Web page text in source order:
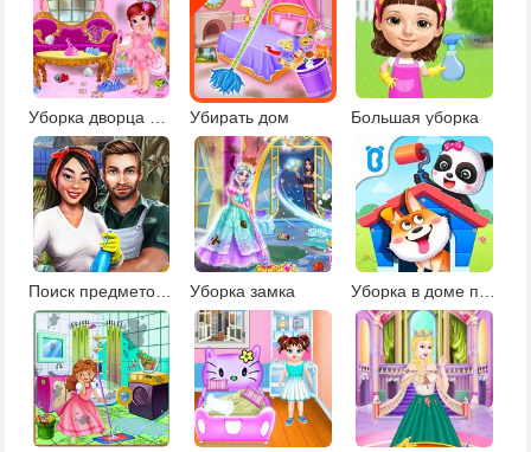
Убирать дом Большая уборка
Поиск предметов уборка дома Уборка замка Уборка в доме панды